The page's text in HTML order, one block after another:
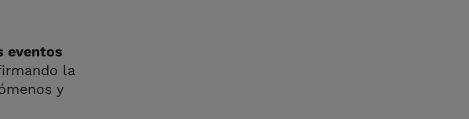
eventos
la
y